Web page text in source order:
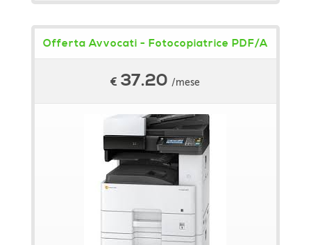
Offerta Avvocati - Fotocopiatrice PDF/A
€ 37.20/mese